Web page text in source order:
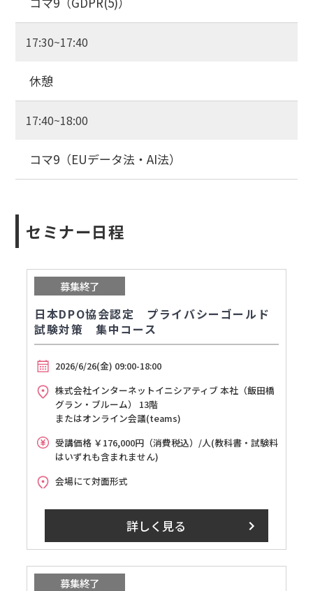
17:30~17:40
休憩
17:40~18:00
コマ9（EUデータ法・AI法）
セミナー日程
募集終了
日本DPO協会認定 プライバシーゴールド
試験対策 集中コース
2026/6/26(金) 09:00-18:00
株式会社インターネットイニシアティブ 本社（飯田橋
グラン・ブルーム） 13階
またはオンライン会議(teams)
受講価格 ￥176,000円（消費税込）/人(教科書・試験料
はいずれも含まれません)
会場にて対面形式
詳しく見る
募集終了